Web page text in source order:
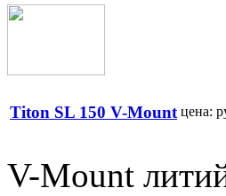
Titon SL 150 V-Mount цена:
V-Mount